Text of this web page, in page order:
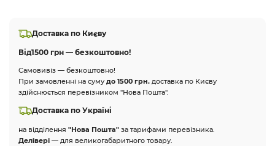
Доставка по Києву
Від1500 грн — безкоштовно!
Самовивіз — безкоштовно!
При замовленні на суму до 1500 грн. доставка по Києву
здійснюється перевізником "Нова Пошта".
Доставка по Україні
на відділення "Нова Пошта" за тарифами перевізника.
Делівері — для великогабаритного товару.